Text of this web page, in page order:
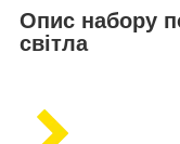
Опис набору
світла